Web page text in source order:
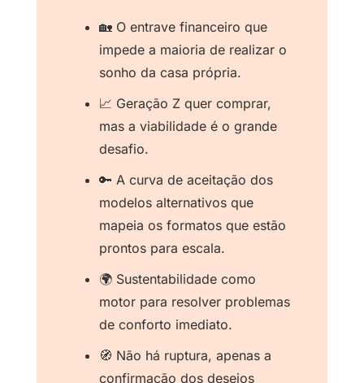
🏡 O entrave financeiro que
impede a maioria de realizar o
sonho da casa própria.
📈 Geração Z quer comprar,
mas a viabilidade é o grande
desafio.
🔑 A curva de aceitação dos
modelos alternativos que
mapeia os formatos que estão
prontos para escala.
🌍 Sustentabilidade como
motor para resolver problemas
de conforto imediato.
🧭 Não há ruptura, apenas a
confirmação dos desejos